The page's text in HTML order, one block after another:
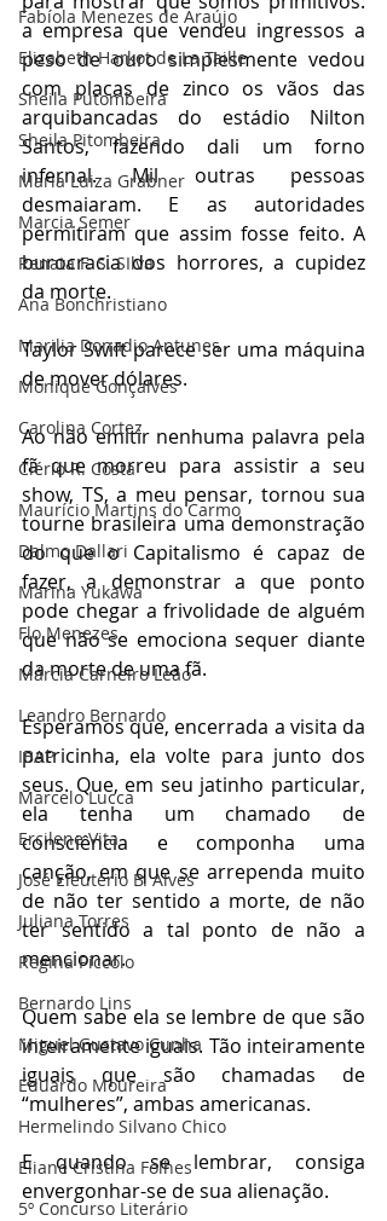
Fabíola Menezes de Araújo
Elizabeth Harkot de La Taille
Sheila Putombeira
Sheila Pitombeira
Maria Luiza Grabner
Marcia Semer
Renata F. S. SIlva
Ana Bonchristiano
Marilia Donadio Antunes
Monique Gonçalves
Carolina Cortez
Clério R. Costa
Maurício Martins do Carmo
Dalmo Dallari
Marina Yukawa
Flo Menezes
Márcia Carneiro Leão
Leandro Bernardo
IBAP
Marcelo Lucca
Ercilene Vita
José Eleutério B. Alves
Juliana Torres
Regina Piccolo
Bernardo Lins
Miguel Gustavo Cunha
Eduardo Moureira
Hermelindo Silvano Chico
Eliane Cristina Folhes
5º Concurso Literário
a empresa que vendeu ingressos a
peso de ouro simplesmente vedou
com placas de zinco os vãos das
arquibancadas do estádio Nilton
Santos, fazendo dali um forno
infernal. Mil outras pessoas
desmaiaram. E as autoridades
permitiram que assim fosse feito. A
burocracia dos horrores, a cupidez
da morte.
Taylor Swift parece ser uma máquina
de mover dólares.
Ao não emitir nenhuma palavra pela
fã que morreu para assistir a seu
show, TS, a meu pensar, tornou sua
tourne brasileira uma demonstração
do que o Capitalismo é capaz de
fazer, a demonstrar a que ponto
pode chegar a frivolidade de alguém
que não se emociona sequer diante
da morte de uma fã.
Esperamos que, encerrada a visita da
patricinha, ela volte para junto dos
seus. Que, em seu jatinho particular,
ela tenha um chamado de
consciência e componha uma
canção, em que se arrependa muito
de não ter sentido a morte, de não
ter sentido a tal ponto de não a
mencionar.
Quem sabe ela se lembre de que são
inteiramente iguais. Tão inteiramente
iguais que são chamadas de
“mulheres”, ambas americanas.
E quando se lembrar, consiga
envergonhar-se de sua alienação.